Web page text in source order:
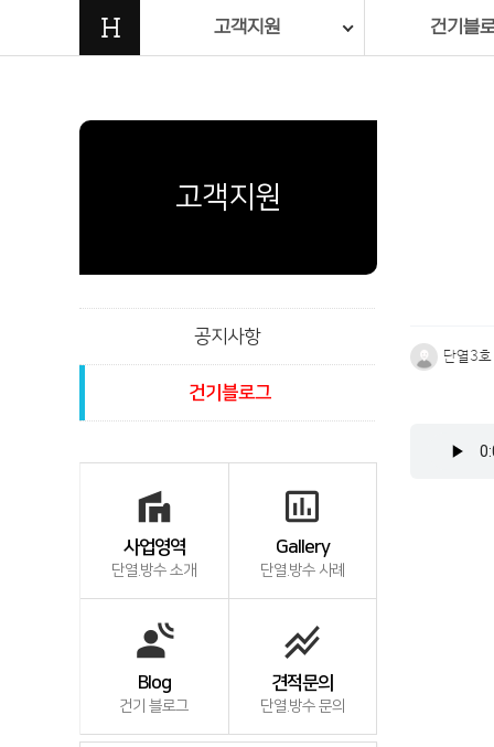
H 고객지원 건기블
고객지원
공지사항
건기블로그
villa
사업영역
단열.방수 소개
insert_chart_outlined
Gallery
단열.방수 사례
spatial_audio
Blog
건기 블로그
stacked_line_chart
견적문의
단열.방수 문의
단열3호